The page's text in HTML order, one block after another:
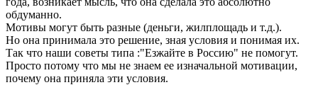
обдуманно.
Мотивы могут быть разные (деньги, жилплощадь и т.д.).
Но она принимала это решение, зная условия и понимая их.
Так что наши советы типа :"Езжайте в Россию" не помогут.
Просто потому что мы не знаем ее изначальной мотивации,
почему она приняла эти условия.